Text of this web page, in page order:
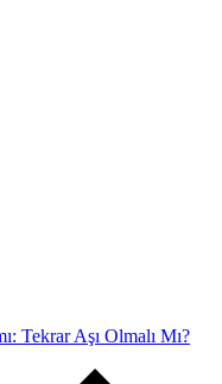
Tekrar Aşı Olmalı Mı?